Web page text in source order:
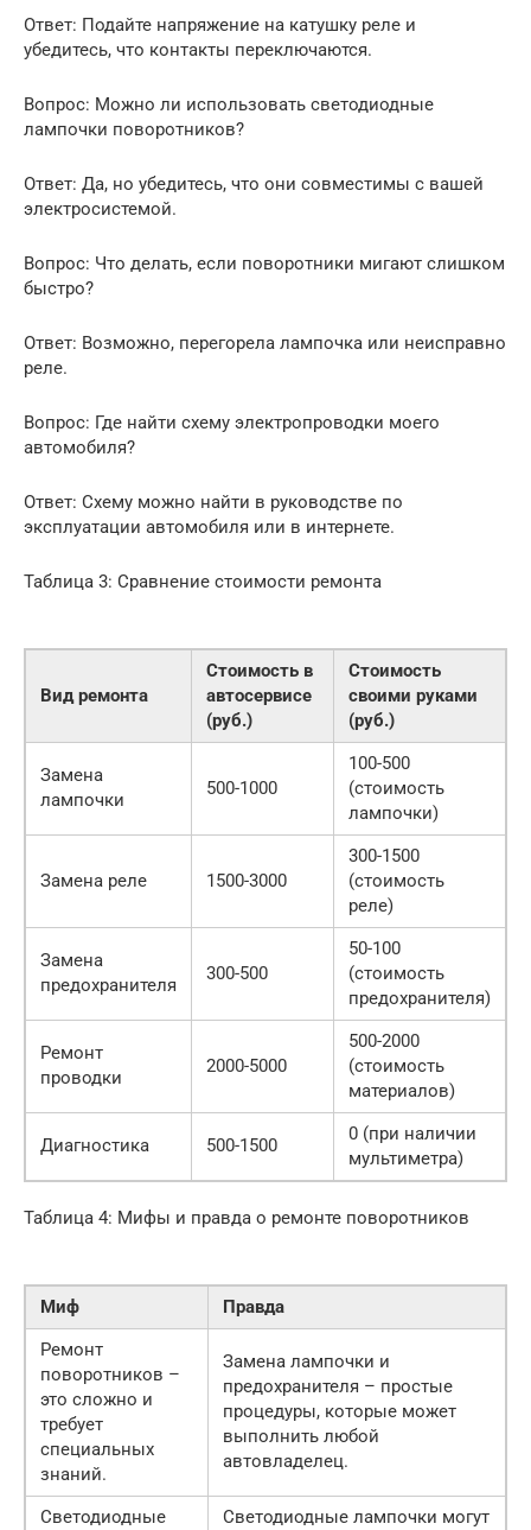
Ответ: Подайте напряжение на катушку реле и
убедитесь, что контакты переключаются.
Вопрос: Можно ли использовать светодиодные
лампочки поворотников?
Ответ: Да, но убедитесь, что они совместимы с вашей
электросистемой.
Вопрос: Что делать, если поворотники мигают слишком
быстро?
Ответ: Возможно, перегорела лампочка или неисправно
реле.
Вопрос: Где найти схему электропроводки моего
автомобиля?
Ответ: Схему можно найти в руководстве по
эксплуатации автомобиля или в интернете.
Таблица 3: Сравнение стоимости ремонта
Вид ремонта
Стоимость в
автосервисе
(руб.)
Стоимость
своими руками
(руб.)
Замена
лампочки
500-1000
100-500
(стоимость
лампочки)
Замена реле 1500-3000
300-1500
(стоимость
реле)
Замена
предохранителя
300-500
50-100
(стоимость
предохранителя)
Ремонт
проводки
2000-5000
500-2000
(стоимость
материалов)
Диагностика 500-1500
0 (при наличии
мультиметра)
Таблица 4: Мифы и правда о ремонте поворотников
Миф
Правда
Ремонт
поворотников –
это сложно и
требует
специальных
знаний.
Замена лампочки и
предохранителя – простые
процедуры, которые может
выполнить любой
автовладелец.
Светодиодные Светодиодные лампочки могут